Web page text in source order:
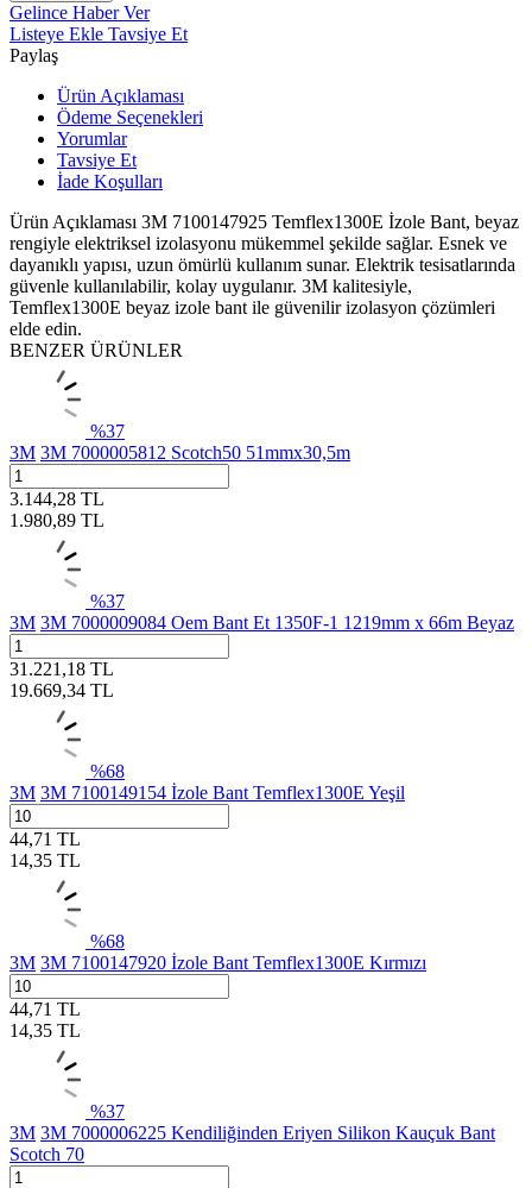
Gelince Haber Ver
Listeye Ekle Tavsiye Et
Paylaş
Ürün Açıklaması
Ödeme Seçenekleri
Yorumlar
Tavsiye Et
İade Koşulları
Ürün Açıklaması 3M 7100147925 Temflex1300E İzole Bant, beyaz
rengiyle elektriksel izolasyonu mükemmel şekilde sağlar. Esnek ve
dayanıklı yapısı, uzun ömürlü kullanım sunar. Elektrik tesisatlarında
güvenle kullanılabilir, kolay uygulanır. 3M kalitesiyle,
Temflex1300E beyaz izole bant ile güvenilir izolasyon çözümleri
elde edin.
BENZER ÜRÜNLER
%37
3M 3M 7000005812 Scotch50 51mmx30,5m
3.144,28 TL
1.980,89 TL
%37
3M 3M 7000009084 Oem Bant Et 1350F-1 1219mm x 66m Beyaz
31.221,18 TL
19.669,34 TL
%68
3M 3M 7100149154 İzole Bant Temflex1300E Yeşil
44,71 TL
14,35 TL
%68
3M 3M 7100147920 İzole Bant Temflex1300E Kırmızı
44,71 TL
14,35 TL
%37
3M 3M 7000006225 Kendiliğinden Eriyen Silikon Kauçuk Bant
Scotch 70